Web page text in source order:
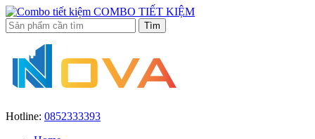
COMBO TIẾT KIỆM
Hotline: 0852333393